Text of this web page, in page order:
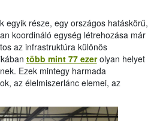
egyik része, egy országos hatáskörű,
koordináló egység létrehozása már
az infrastruktúra különös
több mint 77 ezerolyan helyet
Ezek mintegy harmada
az élelmiszerlánc elemei, az